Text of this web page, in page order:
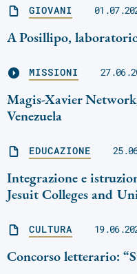
GIOVANI
A Posillipo,
MISSIONI
Magis-Xavier
Venezuela
EDUCAZIONE
Integrazione e
Jesuit Colleges and
CULTURA
Concorso letterario: